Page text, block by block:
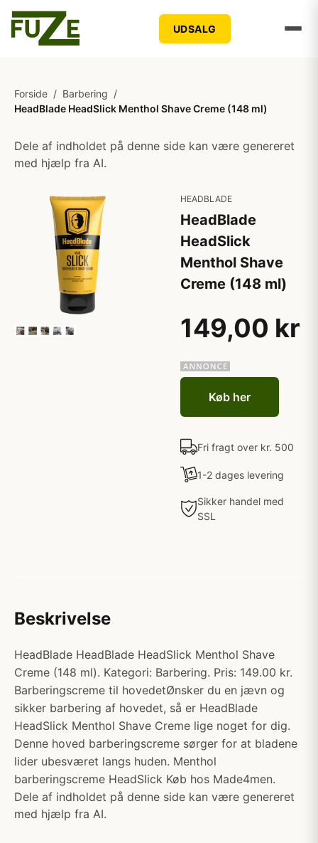
UDSALG
Forside / Barbering /
HeadBlade HeadSlick Menthol Shave Creme (148 ml)
Dele af indholdet på denne side kan være genereret
med hjælp fra AI.
HEADBLADE
HeadBlade
HeadSlick
Menthol Shave
Creme (148 ml)
149,00 kr
Køb her
Fri fragt over kr. 500
1-2 dages levering
Sikker handel med
SSL
Beskrivelse
HeadBlade HeadBlade HeadSlick Menthol Shave
Creme (148 ml). Kategori: Barbering. Pris: 149.00 kr.
Barberingscreme til hovedetØnsker du en jævn og
sikker barbering af hovedet, så er HeadBlade
HeadSlick Menthol Shave Creme lige noget for dig.
Denne hoved barberingscreme sørger for at bladene
lider ubesværet langs huden. Menthol
barberingscreme HeadSlick Køb hos Made4men.
Dele af indholdet på denne side kan være genereret
med hjælp fra AI.